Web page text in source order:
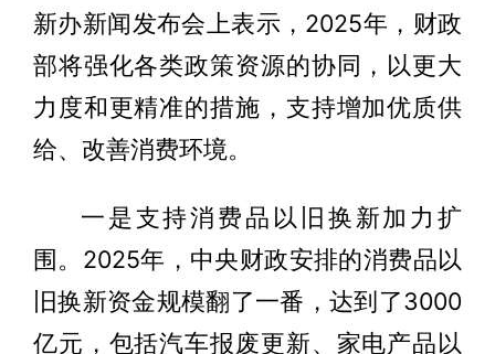
新办新闻发布会上表示，2025年，财政
部将强化各类政策资源的协同，以更大
力度和更精准的措施，支持增加优质供
给、改善消费环境。
一是支持消费品以旧换新加力扩
围。2025年，中央财政安排的消费品以
旧换新资金规模翻了一番，达到了3000
亿元，包括汽车报废更新、家电产品以